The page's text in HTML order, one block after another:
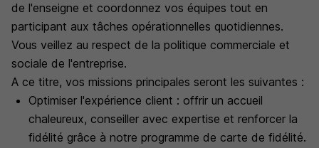
de l'enseigne et coordonnez vos équipes tout en
participant aux tâches opérationnelles quotidiennes.
Vous veillez au respect de la politique commerciale et
sociale de l'entreprise.
A ce titre, vos missions principales seront les suivantes :
Optimiser l'expérience client : offrir un accueil
chaleureux, conseiller avec expertise et renforcer la
fidélité grâce à notre programme de carte de fidélité.